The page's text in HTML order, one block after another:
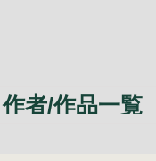
作者/作品一覧